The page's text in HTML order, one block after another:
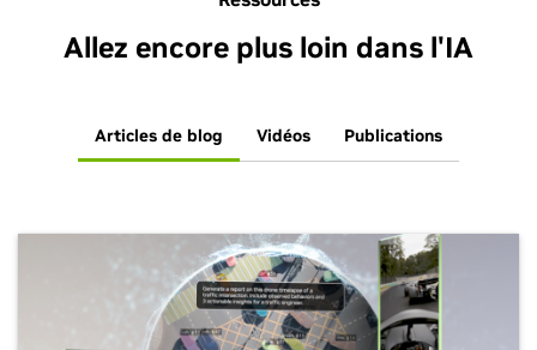
Allez encore plus loin dans l'IA
Articles de blog Vidéos Publications